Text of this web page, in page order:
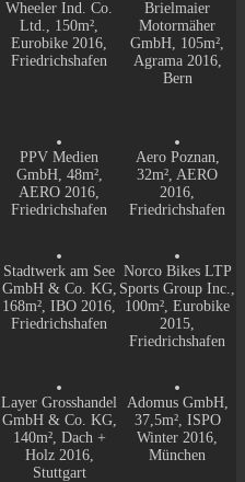
Wheeler Ind. Co.
Ltd., 150m²,
Eurobike 2016,
Friedrichshafen
Brielmaier
Motormäher
GmbH, 105m²,
Agrama 2016,
Bern
PPV Medien
GmbH, 48m²,
AERO 2016,
Friedrichshafen
Aero Poznan,
32m², AERO
2016,
Friedrichshafen
Stadtwerk am See
GmbH & Co. KG,
168m², IBO 2016,
Friedrichshafen
Norco Bikes LTP
Sports Group Inc.,
100m², Eurobike
2015,
Friedrichshafen
Layer Grosshandel
GmbH & Co. KG,
140m², Dach +
Holz 2016,
Stuttgart
Adomus GmbH,
37,5m², ISPO
Winter 2016,
München